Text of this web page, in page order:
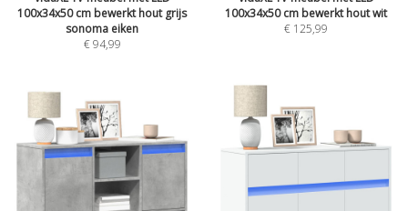
100x34x50 cm bewerkt hout grijs
sonoma eiken
€ 94,99
100x34x50 cm bewerkt hout wit
€ 125,99